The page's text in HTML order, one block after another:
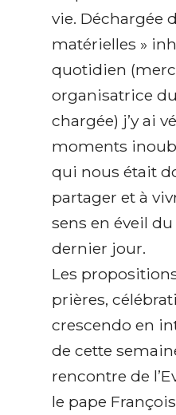
vie. Déchargée
matérielles »
quotidien
organisatrice
chargée) j’y ai
moments
qui nous était
partager et à
sens en éveil
dernier jour.
Les
prières,
crescendo en
de cette
rencontre de
le pape François